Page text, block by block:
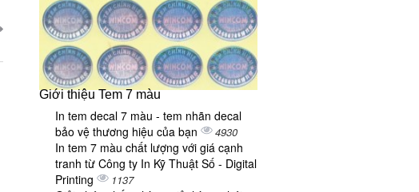
Giới thiệu Tem 7 màu
In tem decal 7 màu - tem nhãn decal
bảo vệ thương hiệu của bạn
4930
In tem 7 màu chất lượng với giá cạnh
tranh từ Công ty In Kỹ Thuật Số - Digital
Printing
1137